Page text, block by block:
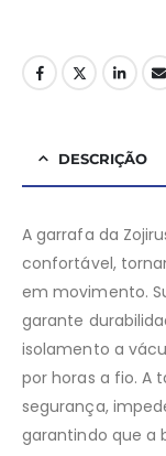
DESCRIÇÃO
A garrafa da
confortável,
em movimento.
garante
isolamento a
por horas a fio. A
segurança,
garantindo que a